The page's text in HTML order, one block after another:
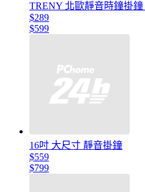
TRENY 北歐靜音時鐘掛鐘
$289
$599
16吋 大尺寸 靜音掛鐘
$559
$799